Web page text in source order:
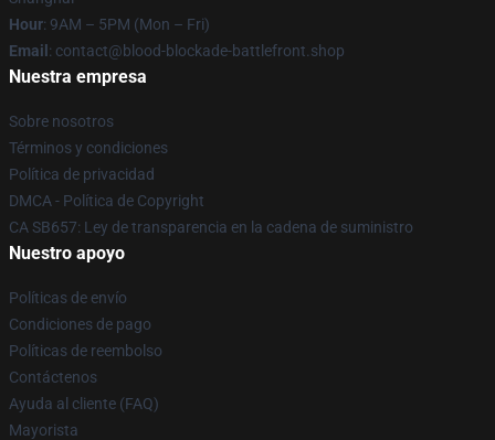
Hour: 9AM – 5PM (Mon – Fri)
Email : contact@blood-blockade-battlefront.shop
Nuestra empresa
Sobre nosotros
Términos y condiciones
Política de privacidad
DMCA - Política de Copyright
CA SB657: Ley de transparencia en la cadena de suministro
Nuestro apoyo
Políticas de envío
Condiciones de pago
Políticas de reembolso
Contáctenos
Ayuda al cliente (FAQ)
Mayorista